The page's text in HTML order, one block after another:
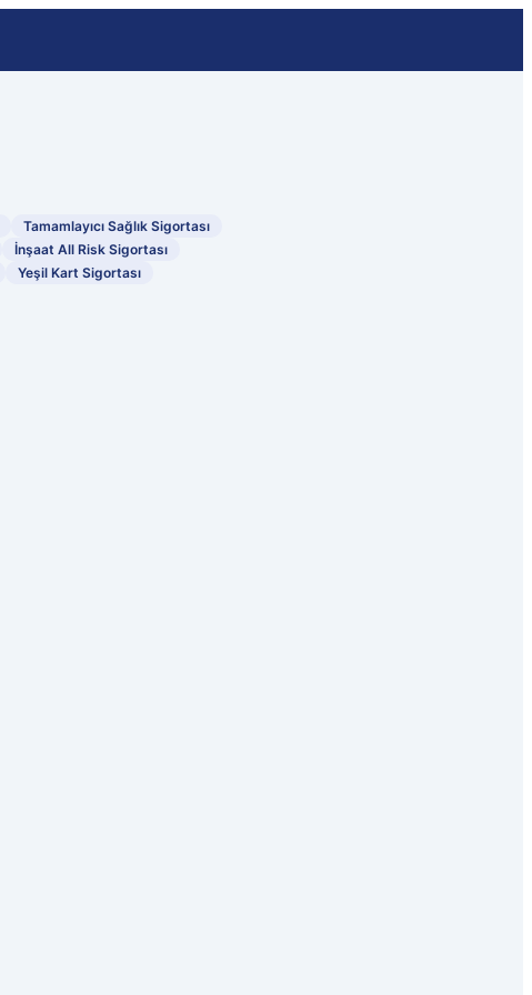
Tamamlayıcı Sağlık Sigortası
İnşaat All Risk Sigortası
Yeşil Kart Sigortası